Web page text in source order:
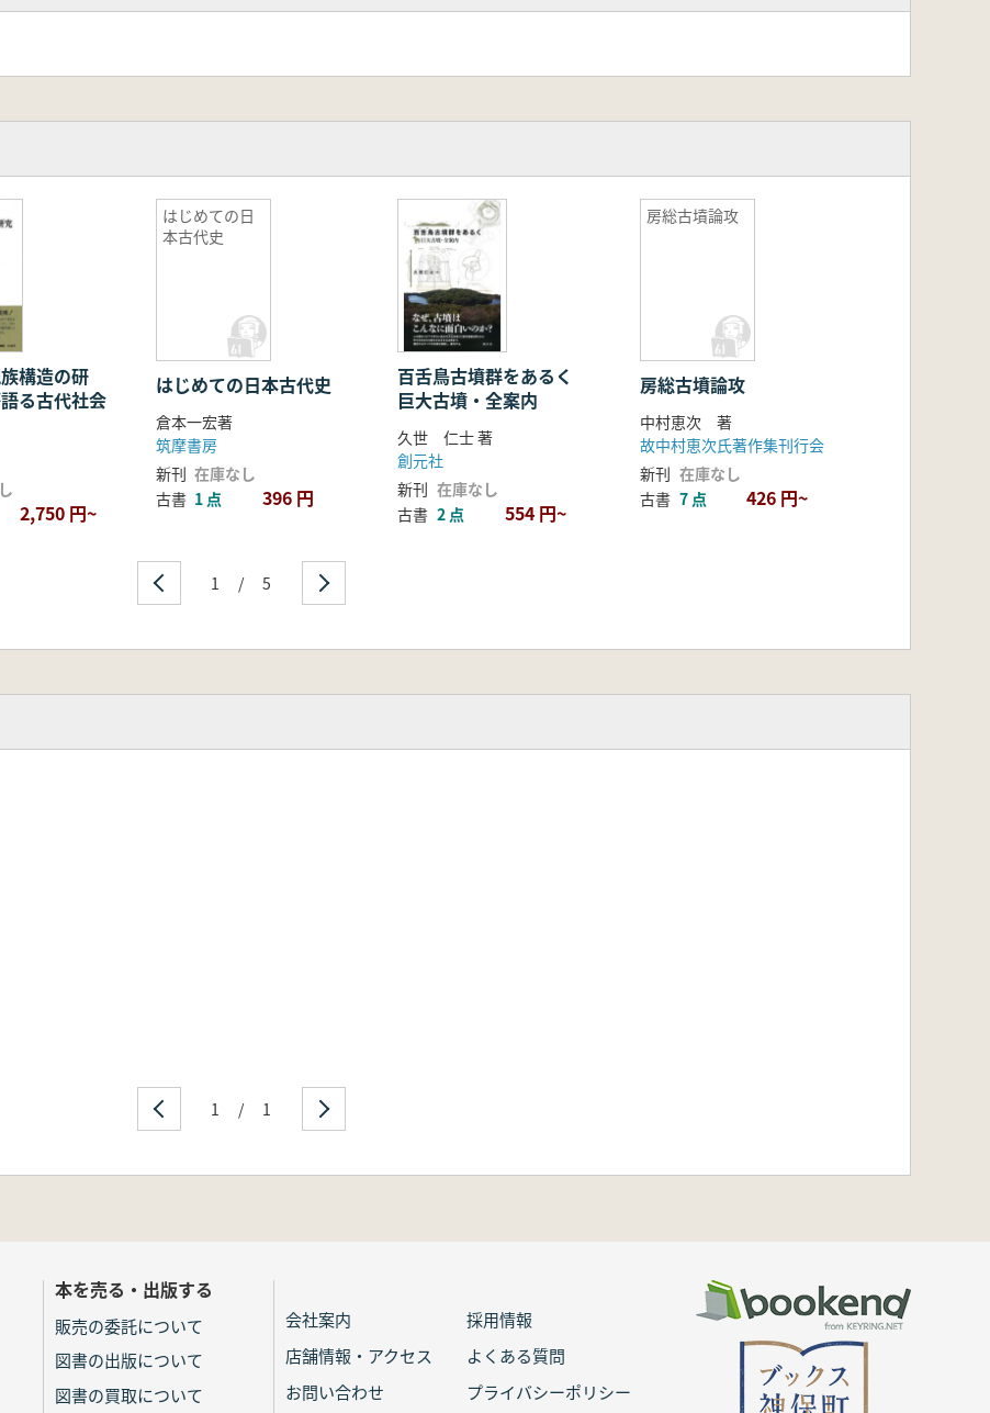
構造の研
る古代社会
2,750 円~
はじめての日
本古代史
はじめての日本古代史
倉本一宏著
筑摩書房
新刊 在庫なし
古書 1 点 396 円
百舌鳥古墳群をあるく
巨大古墳・全案内
久世 仁士 著
創元社
新刊 在庫なし
古書 2 点 554 円~
房総古墳論攻
房総古墳論攻
中村恵次 著
故中村恵次氏著作集刊行会
新刊 在庫なし
古書 7 点 426 円~
1 / 5
1 / 1
本を売る・出版する
販売の委託について
図書の出版について
図書の買取について
会社案内
採用情報
店舗情報・アクセス
よくある質問
お問い合わせ
プライバシーポリシー